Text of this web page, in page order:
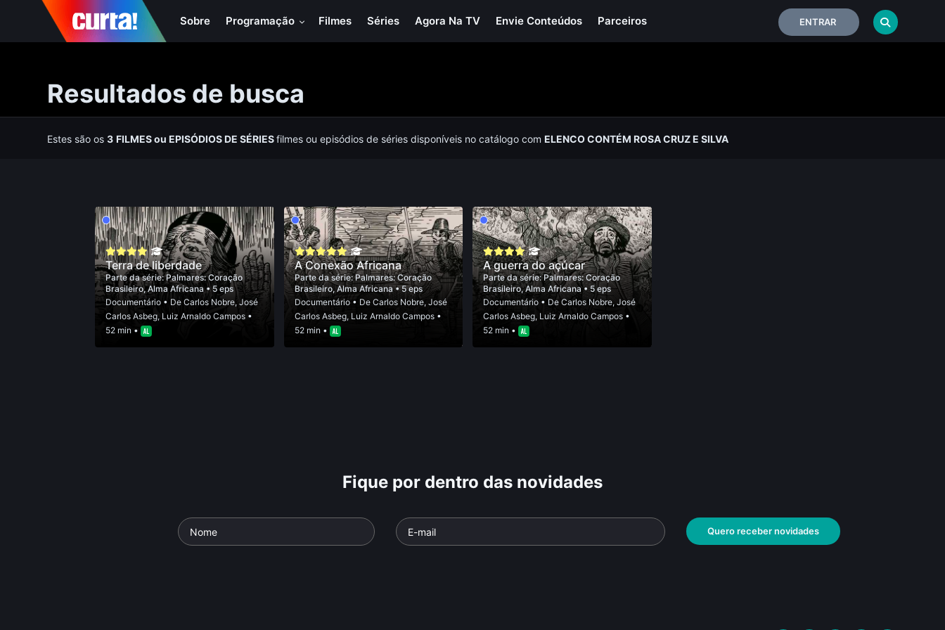
Sobre Programação Filmes Séries Agora Na TV Envie Conteúdos Parceiros ENTRAR
Resultados de busca
Estes são os3 FILMESou EPISÓDIOS DE SÉRIESfilmes ou episódios de séries disponíveis no catálogo comELENCO CONTÉM ROSA CRUZ E SILVA
Terra de liberdade
Parte da série:Palmares: Coração
Brasileiro, Alma Africana• 5 eps
Documentário• De Carlos Nobre, José
Carlos Asbeg, Luiz Arnaldo Campos•
52 min •
A Conexão Africana
Parte da série:Palmares: Coração
Brasileiro, Alma Africana• 5 eps
Documentário• De Carlos Nobre, José
Carlos Asbeg, Luiz Arnaldo Campos•
52 min •
A guerra do açúcar
Parte da série:Palmares: Coração
Brasileiro, Alma Africana• 5 eps
Documentário • DeCarlos Nobre,José
Carlos Asbeg, Luiz Arnaldo Campos •
52 min •
Fique por dentro das novidades
Quero receber novidades